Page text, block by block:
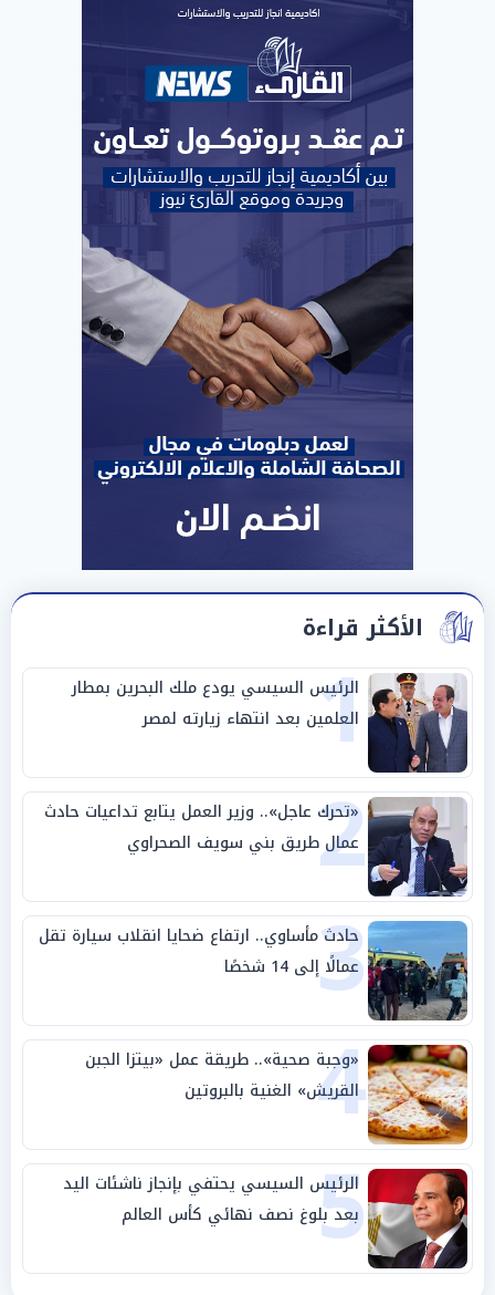
الأكثر قراءة
1
الرئيس السيسي يودع ملك البحرين بمطار
العلمين بعد انتهاء زيارته لمصر
2
«تحرك عاجل».. وزير العمل يتابع تداعيات حادث
عمال طريق بني سويف الصحراوي
3
حادث مأساوي.. ارتفاع ضحايا انقلاب سيارة تقل
عمالًا إلى 14 شخصًا
4
«وجبة صحية».. طريقة عمل «بيتزا الجبن
القريش» الغنية بالبروتين
5
الرئيس السيسي يحتفي بإنجاز ناشئات اليد
بعد بلوغ نصف نهائي كأس العالم